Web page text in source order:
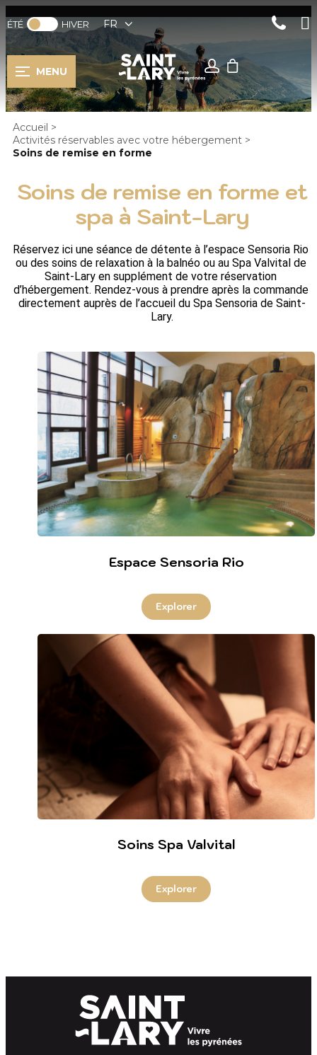
ÉTÉ HIVER FR
MENU
Accueil >
Activités réservables avec votre hébergement >
Soins de remise en forme
Soins de remise en forme et
spa à Saint-Lary
Réservez ici une séance de détente à l’espace Sensoria Rio
ou des soins de relaxation à la balnéo ou au Spa Valvital de
Saint-Lary en supplément de votre réservation
d’hébergement. Rendez-vous à prendre après la commande
directement auprès de l’accueil du Spa Sensoria de Saint-
Lary.
Espace Sensoria Rio
Soins Spa Valvital